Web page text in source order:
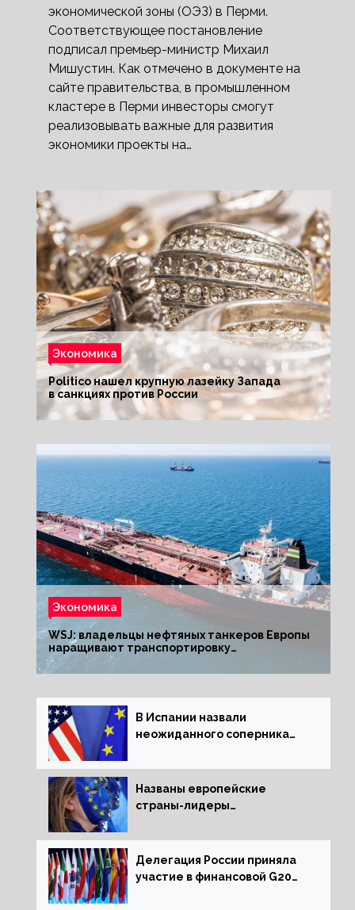
экономической зоны (ОЭЗ) в Перми.
Соответствующее постановление
подписал премьер-министр Михаил
Мишустин. Как отмечено в документе на
сайте правительства, в промышленном
кластере в Перми инвесторы смогут
реализовывать важные для развития
экономики проекты на…
Экономика
Politico нашел крупную лазейку Запада
в санкциях против России
Экономика
WSJ: владельцы нефтяных танкеров Европы
наращивают транспортировку
из РФ до санкций
В Испании назвали
неожиданного соперника
Названы европейские
страны-лидеры
активов
Делегация России приняла
участие в финансовой G20